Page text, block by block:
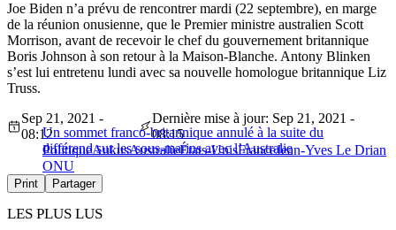
Joe Biden n’a prévu de rencontrer mardi (22 septembre), en marge
de la réunion onusienne, que le Premier ministre australien Scott
Morrison, avant de recevoir le chef du gouvernement britannique
Boris Johnson à son retour à la Maison-Blanche. Antony Blinken
s’est lui entretenu lundi avec sa nouvelle homologue britannique Liz
Truss.
Un sommet franco-britannique annulé à la suite du
différend sur les sous-marins avec l’Australie
Sep 21, 2021 -
08:12
Dernière mise à jour: Sep 21, 2021 -
08:15
PolitiqueAukusAustralieÉtats-UnisFranceJean-Yves Le Drian
ONU
Print Partager
LES PLUS LUS